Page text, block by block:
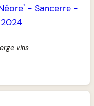
- Sancerre-
2024
vins